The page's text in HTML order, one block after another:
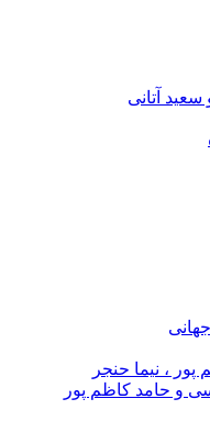
حنجر
کاظم پور